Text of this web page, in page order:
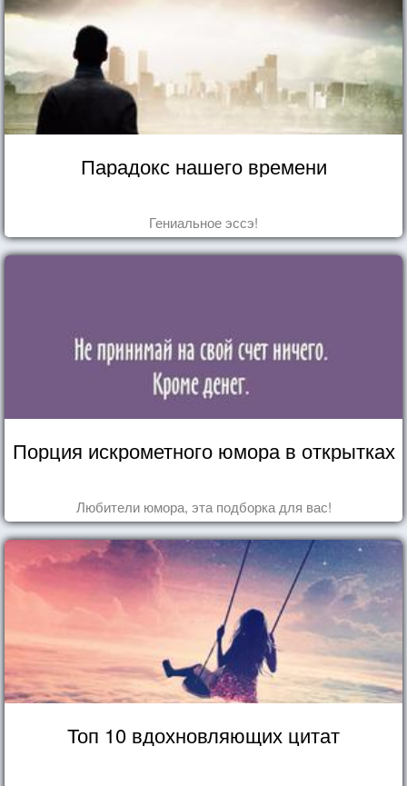
Парадокс нашего времени
Гениальное эссэ!
Порция искрометного юмора в открытках
Любители юмора, эта подборка для вас!
Топ 10 вдохновляющих цитат